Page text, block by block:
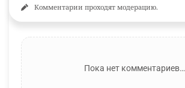
Комментарии проходят модерацию.
Пока нет комментариев…